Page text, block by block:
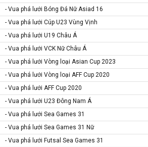
- Vua phá lưới Bóng Đá Nữ Asiad 16
- Vua phá lưới Cúp U23 Vùng Vịnh
- Vua phá lưới U19 Châu Á
- Vua phá lưới VCK Nữ Châu Á
- Vua phá lưới Vòng loại Asian Cup 2023
- Vua phá lưới Vòng loại AFF Cup 2020
- Vua phá lưới AFF Cup 2020
- Vua phá lưới U23 Đông Nam Á
- Vua phá lưới Sea Games 31
- Vua phá lưới Sea Games 31 Nữ
- Vua phá lưới Futsal Sea Games 31